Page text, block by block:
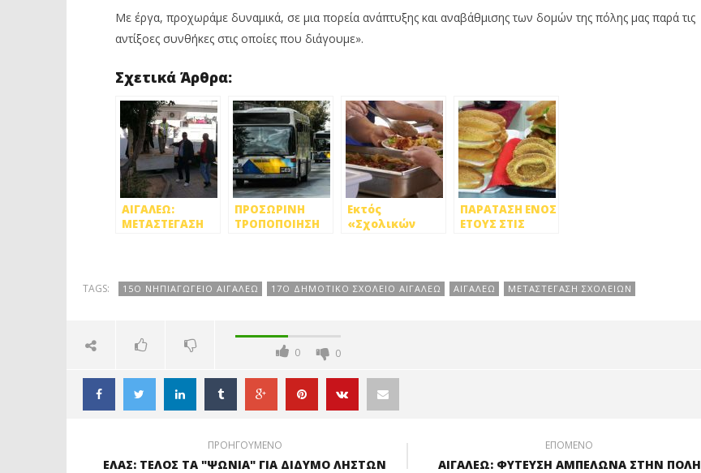
Με έργα, προχωράμε δυναμικά, σε μια πορεία ανάπτυξης και αναβάθμισης των δομών της πόλης μας παρά τις
αντίξοες συνθήκες στις οποίες που διάγουμε».
Σχετικά Άρθρα:
ΑΙΓΑΛΕΩ:
ΜΕΤΑΣΤΕΓΑΣΗ
ΤΟΥ ΙΟΥΛΙΟΥ
ΠΡΟΣΩΡΙΝΗ
ΤΡΟΠΟΠΟΙΗΣΗ
ΠΕΤΡΟΥΠΟΛΗ
Εκτός
«Σχολικών
ΠΑΡΑΤΑΣΗ ΕΝΟΣ
ΕΤΟΥΣ ΣΤΙΣ
ΣΧΟΛΙΚΩΝ
ΚΥΛΙΚΕΙΩΝ
TAGS: 15Ο ΝΗΠΙΑΓΩΓΕΙΟ ΑΙΓΑΛΕΩ 17Ο ΔΗΜΟΤΙΚΟ ΣΧΟΛΕΙΟ ΑΙΓΑΛΕΩ ΑΙΓΑΛΕΩ ΜΕΤΑΣΤΕΓΑΣΗ ΣΧΟΛΕΙΩΝ
0 0
ΠΡΟΗΓΟΥΜΕΝΟ
ΕΛΑΣ: ΤΕΛΟΣ ΤΑ "ΨΩΝΙΑ" ΓΙΑ ΔΙΔΥΜΟ ΛΗΣΤΩΝ
ΕΠΟΜΕΝΟ
ΑΙΓΑΛΕΩ: ΦΥΤΕΥΣΗ ΑΜΠΕΛΩΝΑ ΣΤΗΝ ΠΟΛΗ